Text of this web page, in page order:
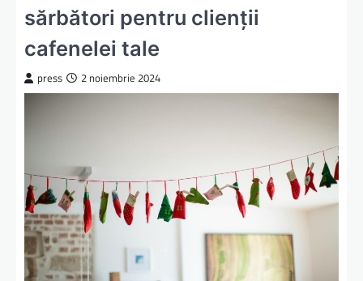
sărbători pentru clienții
cafenelei tale
press 2 noiembrie 2024